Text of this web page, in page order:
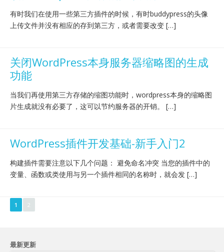
有时我们在使用一些第三方插件的时候，有时buddypress的头像
上传文件并没有相应的存到第三方，或者需要改变 […]
关闭WordPress本身服务器缩略图的生成
功能
当我们再使用第三方存储的缩图功能时，wordpress本身的缩略图
片生成就没有必要了，这可以节约服务器的开销。 […]
WordPress插件开发基础-新手入门2
构建插件需要注意以下几个问题： 避免命名冲突 当您的插件中的
变量、函数或类使用与另一个插件相同的名称时，就会发 […]
1 2
最新更新